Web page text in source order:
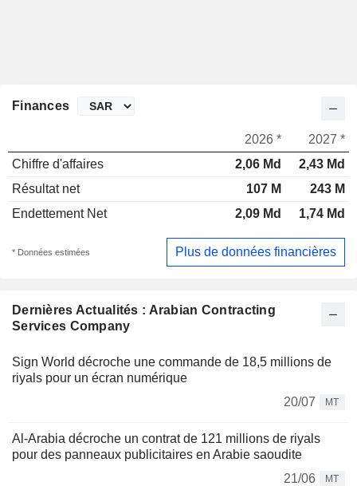
Dernières Actualités : Arabian Contracting
Services Company
Sign World décroche une commande de 18,5 millions de
riyals pour un écran numérique
20/07
MT
Al-Arabia décroche un contrat de 121 millions de riyals
pour des panneaux publicitaires en Arabie saoudite
21/06
MT
Finances
2026 *
2027 *
Chiffre d'affaires
2,06 Md
2,43 Md
Résultat net
107 M
243 M
Endettement Net
2,09 Md 1,74 Md
* Données estimées Plus de données financières